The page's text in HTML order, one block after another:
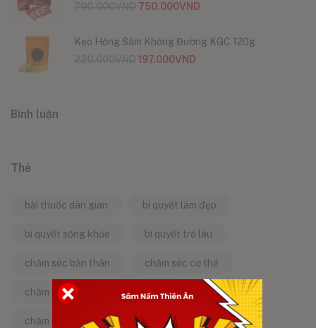
750.000VND
Kẹo Hồng Sâm Không Đường KGC 120g
197.000VND
Bình luận
Thẻ
bài thuốc dân gian bí quyết làm đẹp
bí quyết sống khỏe bí quyết trẻ lâu
chăm sóc bản thân chăm sóc cơ thể
chăm sóc da chăm sóc sức khỏe
chăm sóc sức khỏe tự nhiên chống lão hóa